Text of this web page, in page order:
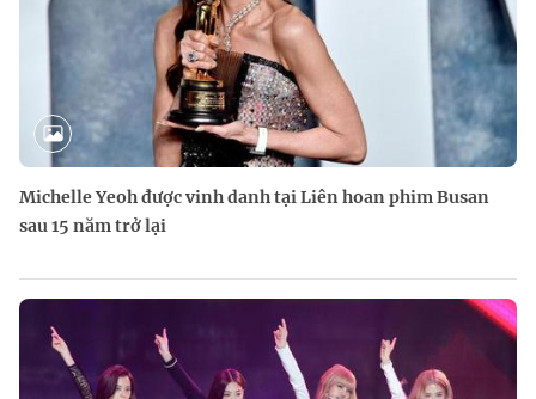
Michelle Yeoh được vinh danh tại Liên hoan phim Busan
sau 15 năm trở lại